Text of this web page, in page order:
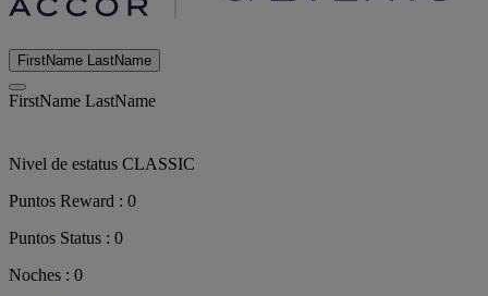
FirstName LastName
FirstName LastName
Nivel de estatus CLASSIC
Puntos Reward : 0
Puntos Status : 0
Noches : 0